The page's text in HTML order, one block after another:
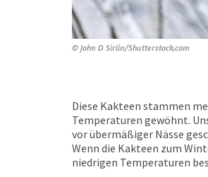
© John D Sirlin/Shutterstock.com
Diese Kakteen stammen
Temperaturen gewöhnt.
vor übermäßiger Nässe
Wenn die Kakteen zum
niedrigen Temperaturen